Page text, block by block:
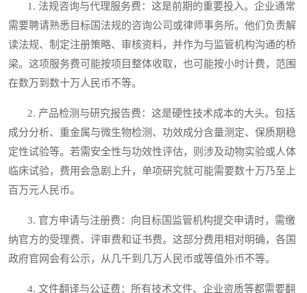
1. 法规咨询与代理服务费：这是前期的重要投入。企业通常
需要聘请熟悉目标国法规的咨询公司或律师事务所。他们负责解
读法规、制定注册策略、审核资料，并作为与监管机构沟通的桥
梁。这项服务费可能按项目整体收取，也可能按小时计费，范围
在数万到数十万人民币不等。
2. 产品检测与研究报告费：这是硬性技术成本的大头。包括
成分分析、重金属与微生物检测、功效成分含量测定、保质期稳
定性试验等。若需安全性与功效性评估，则涉及动物实验或人体
临床试验，费用会急剧上升，单项研究就可能需要数十万乃至上
百万元人民币。
3. 官方申请与注册费：向目标国监管机构提交申请时，需缴
纳官方的受理费、评审费和证书费。这部分费用相对明确，各国
政府官网会有公示，从几千到几万人民币或等值外币不等。
4. 文件翻译与公证费：所有技术文件、企业资质等都需要翻